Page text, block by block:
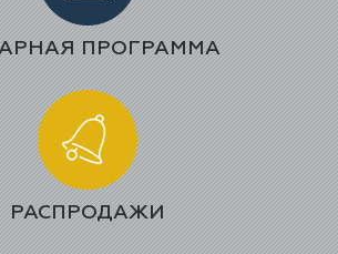
ПРОГРАММА
РАСПРОДАЖИ